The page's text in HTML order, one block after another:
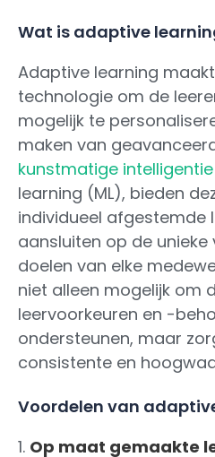
Wat is adaptive
Adaptive learning
technologie om de
mogelijk te
maken van
kunstmatige intelligentie
learning (ML), bieden
individueel afgestemde
aansluiten op de
doelen van elke
niet alleen mogelijk om
leervoorkeuren en -
ondersteunen, maar
consistente en
Voordelen van
1. Op maat gemaakte